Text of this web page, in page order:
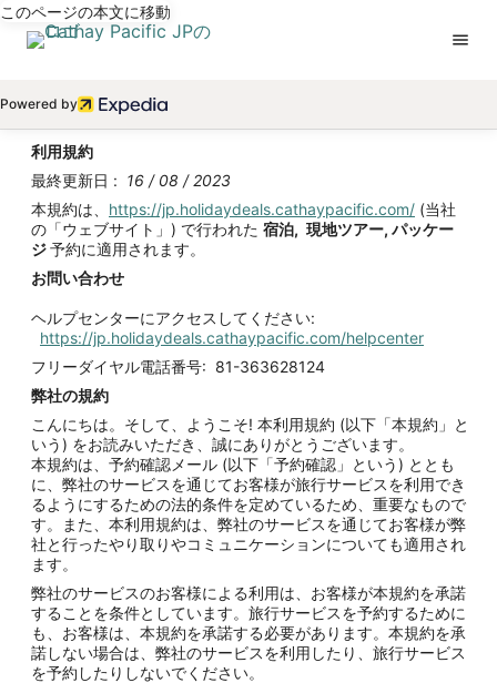
このページの本文に移動
Powered by
利用規約
最終更新日 : 16 / 08 / 2023
本規約は、 https://jp.holidaydeals.cathaypacific.com/ (当社
の「ウェブサイト」) で行われた 宿泊, 現地ツアー, パッケー
ジ予約に適用されます。
お問い合わせ
ヘルプセンターにアクセスしてください:
https://jp.holidaydeals.cathaypacific.com/helpcenter
フリーダイヤル電話番号: 81-363628124
弊社の規約
こんにちは。そして、ようこそ! 本利用規約 (以下「本規約」と
いう) をお読みいただき、誠にありがとうございます。
本規約は、予約確認メール (以下「予約確認」という) ととも
に、弊社のサービスを通じてお客様が旅行サービスを利用でき
るようにするための法的条件を定めているため、重要なもので
す。また、本利用規約は、弊社のサービスを通じてお客様が弊
社と行ったやり取りやコミュニケーションについても適用され
ます。
弊社のサービスのお客様による利用は、お客様が本規約を承諾
することを条件としています。旅行サービスを予約するために
も、お客様は、本規約を承諾する必要があります。本規約を承
諾しない場合は、弊社のサービスを利用したり、旅行サービス
を予約したりしないでください。